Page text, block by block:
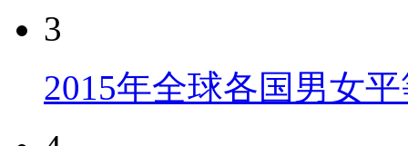
3
2015年全球各国男女